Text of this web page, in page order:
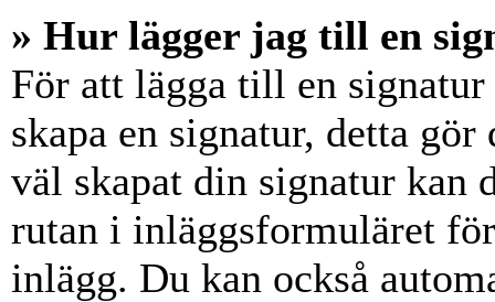
» Hur lägger jag till en
För att lägga till en
skapa en signatur, detta
väl skapat din signatur kan
rutan i inläggsformuläret
inlägg. Du kan också